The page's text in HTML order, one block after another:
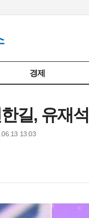
경제
길, 유재석
13:03